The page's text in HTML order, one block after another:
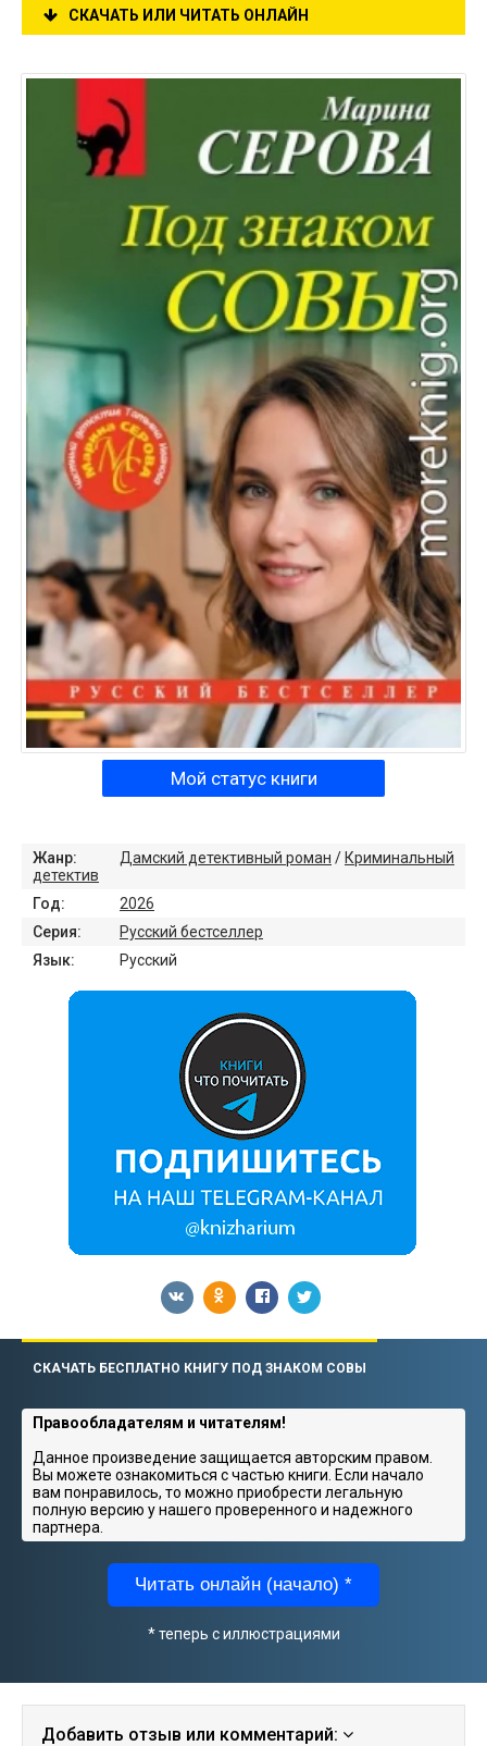
СКАЧАТЬ ИЛИ ЧИТАТЬ ОНЛАЙН
Мой статус книги
Жанр: Дамский детективный роман / Криминальный
детектив
Год:
2026
Серия:
Русский бестселлер
Язык:
Русский
СКАЧАТЬ БЕСПЛАТНО КНИГУ ПОД ЗНАКОМ СОВЫ
Правообладателям и читателям!
Данное произведение защищается авторским правом.
Вы можете ознакомиться с частью книги. Если начало
вам понравилось, то можно приобрести легальную
полную версию у нашего проверенного и надежного
партнера.
Читать онлайн (начало) *
* теперь с иллюстрациями
Добавить отзыв или комментарий: